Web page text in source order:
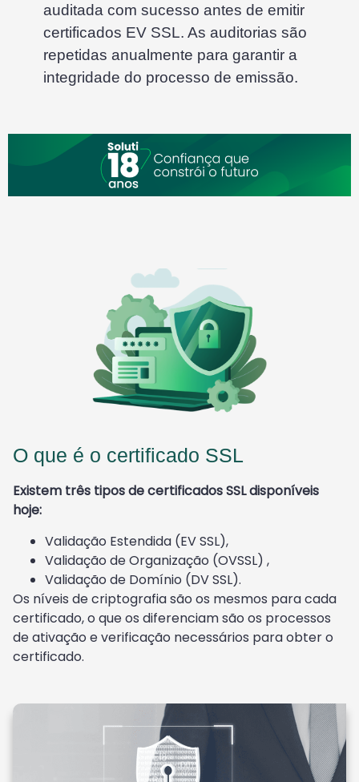
auditada com sucesso antes de emitir
certificados EV SSL. As auditorias são
repetidas anualmente para garantir a
integridade do processo de emissão.
O que é o certificado SSL
Existem três tipos de certificados SSL disponíveis
hoje:
Validação Estendida (EV SSL),
Validação de Organização (OVSSL) ,
Validação de Domínio (DV SSL).
Os níveis de criptografia são os mesmos para cada
certificado, o que os diferenciam são os processos
de ativação e verificação necessários para obter o
certificado.